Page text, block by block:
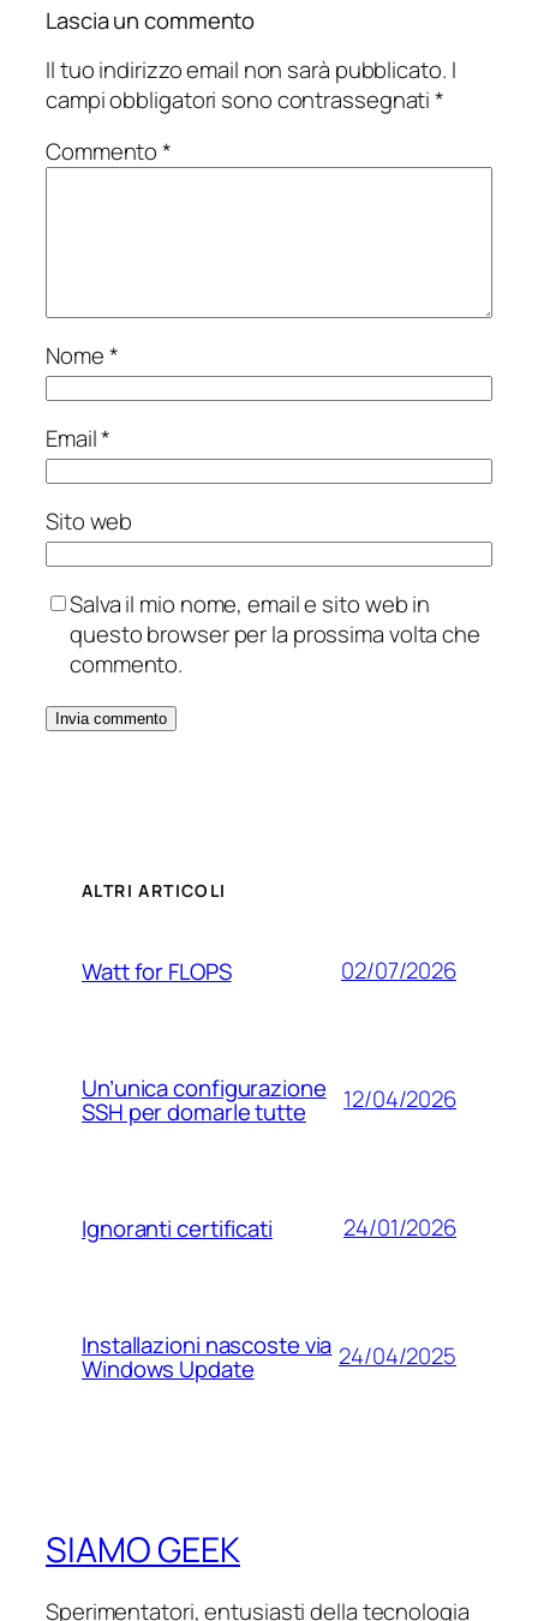
Lascia un commento
Il tuo indirizzo email non sarà pubblicato. I
campi obbligatori sono contrassegnati*
Commento*
Nome*
Email*
Sito web
Salva il mio nome, email e sito web in
questo browser per la prossima volta che
commento.
ALTRI ARTICOLI
Watt for FLOPS 02/07/2026
Un’unica configurazione
SSH per domarle tutte 12/04/2026
Ignoranti certificati 24/01/2026
Installazioni nascoste via
Windows Update 24/04/2025
SIAMO GEEK
Sperimentatori, entusiasti della tecnologia